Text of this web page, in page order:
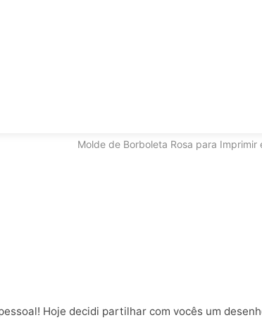
Molde de Borboleta Rosa para Imprimir
Hoje decidi partilhar com vocês um